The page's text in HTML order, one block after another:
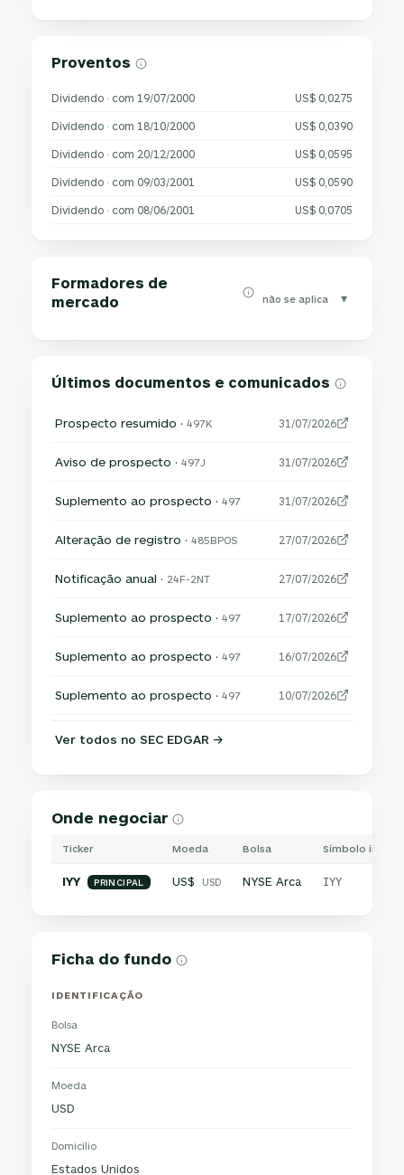
Proventos
Dividendo · com 19/07/2000 US$ 0,0275
Dividendo · com 18/10/2000 US$ 0,0390
Dividendo · com 20/12/2000 US$ 0,0595
Dividendo · com 09/03/2001 US$ 0,0590
Dividendo · com 08/06/2001 US$ 0,0705
Formadores de
mercado
não se aplica ▾
Últimos documentos e comunicados
Prospecto resumido ·497K 31/07/2026
Aviso de prospecto ·497J 31/07/2026
Suplemento ao prospecto ·497 31/07/2026
Alteração de registro ·485BPOS 27/07/2026
Notificação anual · 24F-2NT 27/07/2026
Suplemento ao prospecto ·497 17/07/2026
Suplemento ao prospecto ·497 16/07/2026
Suplemento ao prospecto ·497 10/07/2026
Ver todos no SEC EDGAR →
Onde negociar
Ticker Moeda Bolsa Símbolo
IYY PRINCIPAL US$ USD NYSE Arca IYY
Ficha do fundo
IDENTIFICAÇÃO
Bolsa
NYSE Arca
Moeda
USD
Domicílio
Estados Unidos